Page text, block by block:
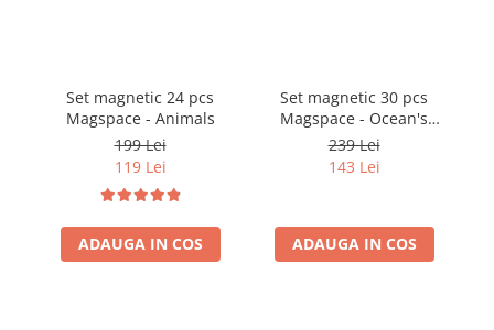
Set magnetic 24 pcs
Magspace - Animals
199 Lei
119 Lei
ADAUGA IN COS
Set magnetic 30 pcs
Magspace - Ocean's
Heart
239 Lei
143 Lei
ADAUGA IN COS